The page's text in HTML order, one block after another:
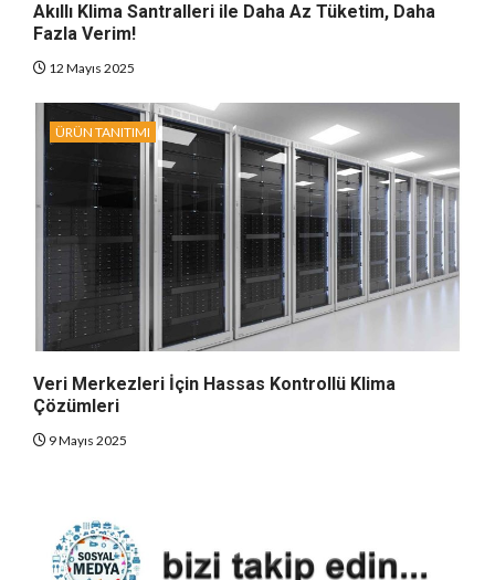
Akıllı Klima Santralleri ile Daha Az Tüketim, Daha
Fazla Verim!
12 Mayıs 2025
ÜRÜN TANITIMI
Veri Merkezleri İçin Hassas Kontrollü Klima
Çözümleri
9 Mayıs 2025